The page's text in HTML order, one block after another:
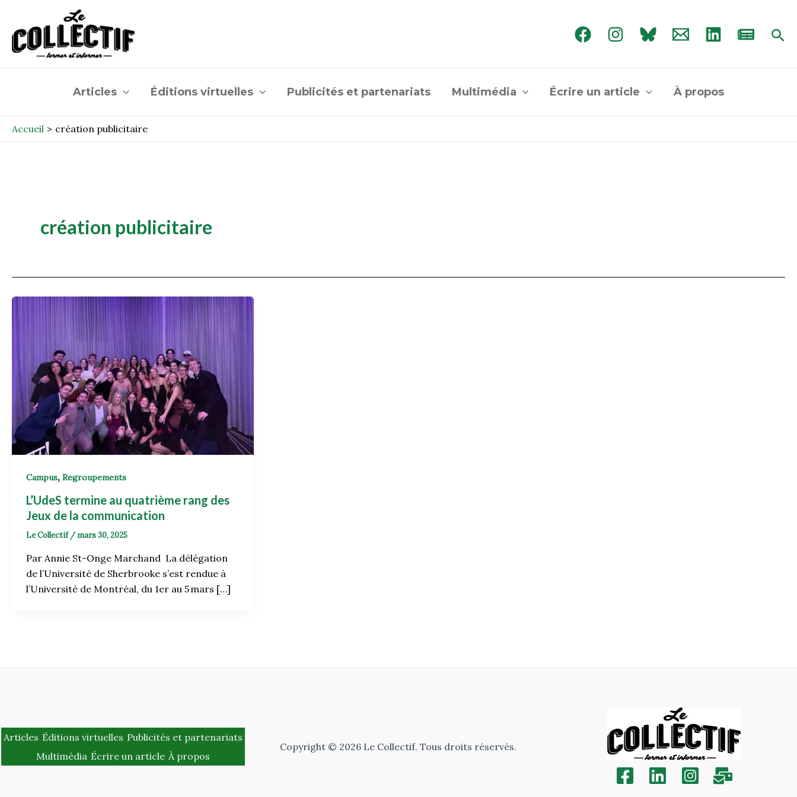
contenu
Articles Éditions virtuelles Publicités et partenariats Multimédia Écrire un article À propos
Accueil création publicitaire
création publicitaire
Campus, Regroupements
L’UdeS termine au quatrième rang des
Jeux de la communication
Le Collectif / mars 30, 2025
Par Annie St-Onge Marchand La délégation
de l’Université de Sherbrooke s’est rendue à
l’Université de Montréal, du 1er au 5 mars […]
Articles Éditions virtuelles Publicités et partenariats
Multimédia Écrire un article À propos
Copyright © 2026 Le Collectif. Tous droits réservés.